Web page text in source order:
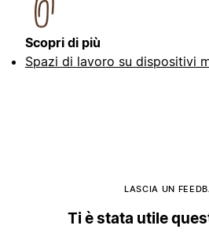
Scopri di più
Spazi di lavoro su dispositivi
LASCIA UN
Ti è stata utile